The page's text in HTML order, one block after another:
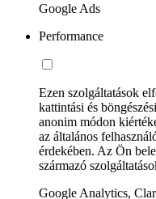
Google Ads
Performance
Ezen szolgáltatások
kattintási és
anonim módon
az általános
érdekében. Az Ön
származó
Google Analytics,